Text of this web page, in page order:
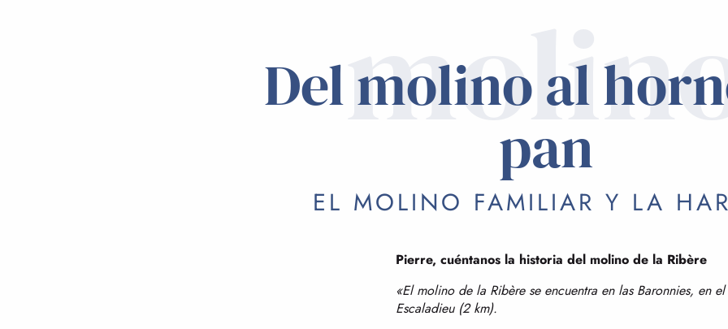
Del molino al
pan
EL MOLINO FAMILIAR Y LA
Pierre, cuéntanos la historia del molino de la Ribère
«El molino de la Ribère se encuentra en las Baronnies, en
Escaladieu (2 km).